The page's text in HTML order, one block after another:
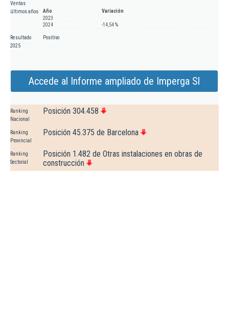
Ventas
últimos años
Año
Variación
2023
2024
-14,54 %
Resultado
2025
Positivo
Accede al Informe ampliado de Imperga Sl
Ranking
Nacional
Posición 304.458
Ranking
Provincial
Posición 45.375 de Barcelona
Ranking
Sectorial
Posición 1.482 de Otras instalaciones en obras de
construcción